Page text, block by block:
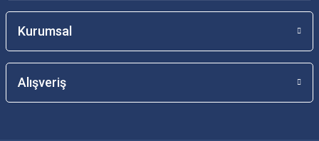
Kurumsal
Alışveriş